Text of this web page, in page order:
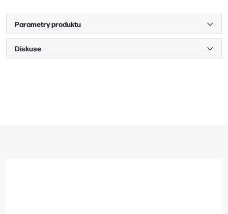
Parametry produktu
Diskuse